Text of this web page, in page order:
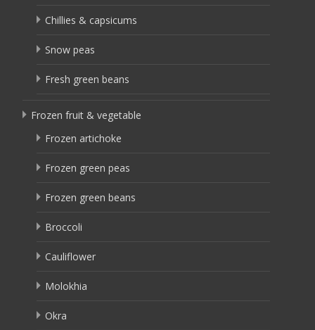
Chillies & capsicums
Snow peas
Fresh green beans
Frozen fruit & vegetable
Frozen artichoke
Frozen green peas
Frozen green beans
Broccoli
Cauliflower
Molokhia
Okra